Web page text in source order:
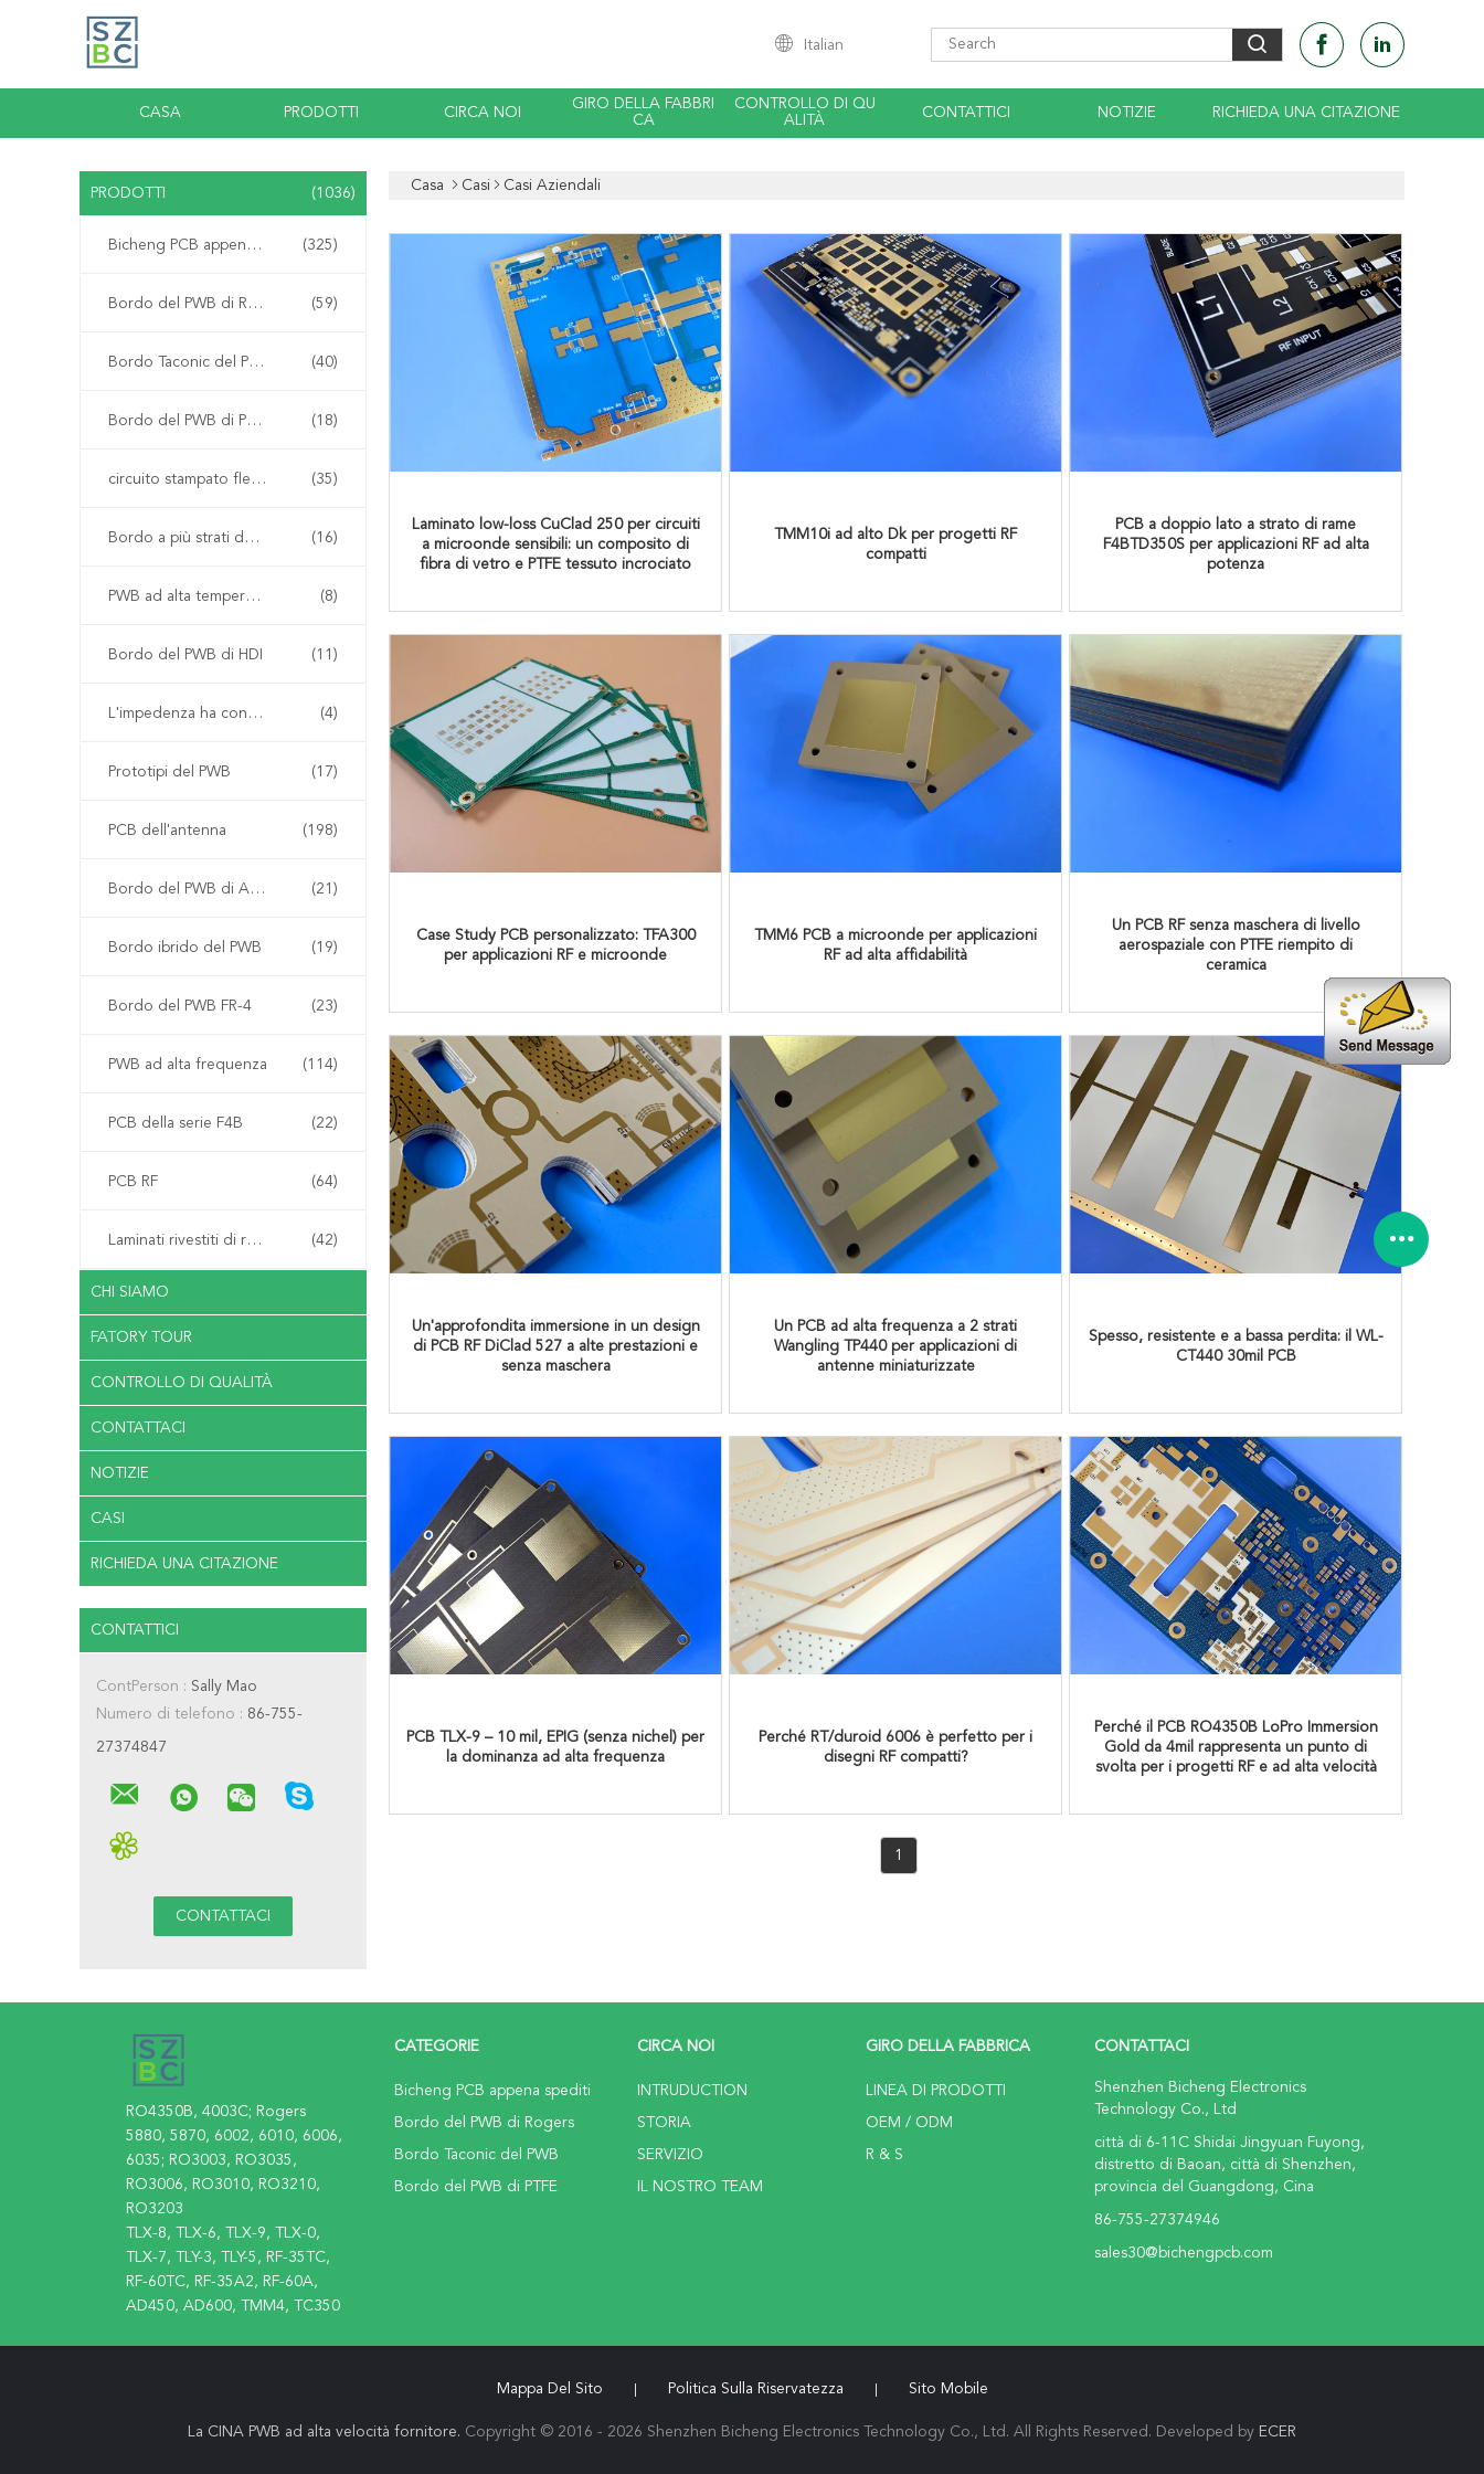
Italian
CASA PRODOTTI CIRCA NOI
GIRO DELLA FABBRI
CA
CONTROLLO DI QU
ALITÀ
CONTATTICI NOTIZIE RICHIEDA UNA CITAZIONE
PRODOTTI (1036)
Bicheng PCB appena spediti (325)
Bordo del PWB di Rogers (59)
Bordo Taconic del PWB (40)
Bordo del PWB di PTFE (18)
circuito stampato flessibile (35)
Bordo a più strati del PWB (16)
PWB ad alta temperatura (8)
Bordo del PWB di HDI (11)
L'impedenza ha controllato il PWB (4)
Prototipi del PWB (17)
PCB dell'antenna (198)
Bordo del PWB di Arlon (21)
Bordo ibrido del PWB (19)
Bordo del PWB FR-4 (23)
PWB ad alta frequenza (114)
PCB della serie F4B (22)
PCB RF (64)
Laminati rivestiti di rame (42)
CHI SIAMO
FATORY TOUR
CONTROLLO DI QUALITÀ
CONTATTACI
NOTIZIE
CASI
RICHIEDA UNA CITAZIONE
CONTATTICI
ContPerson : Sally Mao
Numero di telefono : 86-755-
27374847
Casa Casi Casi Aziendali
Laminato low-loss CuClad 250 per circuiti
a microonde sensibili: un composito di
fibra di vetro e PTFE tessuto incrociato
TMM10i ad alto Dk per progetti RF
compatti
PCB a doppio lato a strato di rame
F4BTD350S per applicazioni RF ad alta
potenza
Case Study PCB personalizzato: TFA300
per applicazioni RF e microonde
TMM6 PCB a microonde per applicazioni
RF ad alta affidabilità
Un PCB RF senza maschera di livello
aerospaziale con PTFE riempito di
ceramica
Un'approfondita immersione in un design
di PCB RF DiClad 527 a alte prestazioni e
senza maschera
Un PCB ad alta frequenza a 2 strati
Wangling TP440 per applicazioni di
antenne miniaturizzate
Spesso, resistente e a bassa perdita: il WL-
CT440 30mil PCB
PCB TLX-9 – 10 mil, EPIG (senza nichel) per
la dominanza ad alta frequenza
Perché RT/duroid 6006 è perfetto per i
disegni RF compatti?
Perché il PCB RO4350B LoPro Immersion
Gold da 4mil rappresenta un punto di
svolta per i progetti RF e ad alta velocità
1
RO4350B, 4003C; Rogers
5880, 5870, 6002, 6010, 6006,
6035; RO3003, RO3035,
RO3006, RO3010, RO3210,
RO3203
TLX-8, TLX-6, TLX-9, TLX-0,
TLX-7, TLY-3, TLY-5, RF-35TC,
RF-60TC, RF-35A2, RF-60A,
AD450, AD600, TMM4, TC350
CATEGORIE
Bicheng PCB appena spediti
Bordo del PWB di Rogers
Bordo Taconic del PWB
Bordo del PWB di PTFE
CIRCA NOI
INTRUDUCTION
STORIA
SERVIZIO
IL NOSTRO TEAM
GIRO DELLA FABBRICA
LINEA DI PRODOTTI
OEM / ODM
R & S
CONTATTACI
Shenzhen Bicheng Electronics
Technology Co., Ltd
città di 6-11C Shidai Jingyuan Fuyong,
distretto di Baoan, città di Shenzhen,
provincia del Guangdong, Cina
86-755-27374946
sales30@bichengpcb.com
Mappa Del Sito Politica Sulla Riservatezza Sito Mobile
La CINA PWB ad alta velocità fornitore. Copyright © 2016 - 2026 Shenzhen Bicheng Electronics Technology Co., Ltd. All Rights Reserved. Developed by ECER